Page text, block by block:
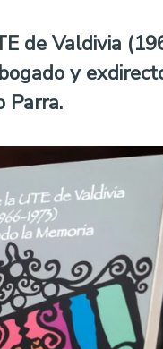
de Valdivia
y
Parra.